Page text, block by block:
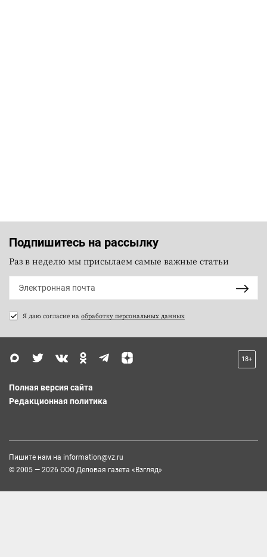
Подпишитесь на рассылку
Раз в неделю мы присылаем самые важные статьи
Я даю согласие на обработку персональных данных
18+
Полная версия сайта
Редакционная политика
Пишите нам на information@vz.ru
© 2005 — 2026 ООО Деловая газета «Взгляд»